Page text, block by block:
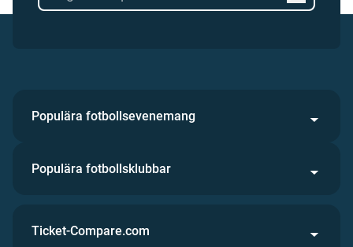
Populära fotbollsevenemang
Populära fotbollsklubbar
Ticket-Compare.com